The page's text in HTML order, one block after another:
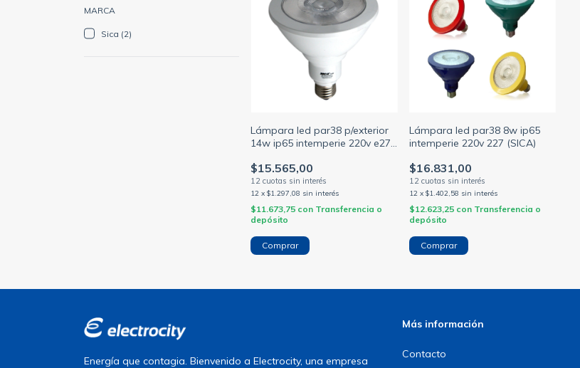
MARCA
Sica (2)
Lámpara led par38 p/exterior
14w ip65 intemperie 220v e27
$15.565,00
12 x$1.297,08 sin interés
$11.673,75 con Transferencia o
depósito
Comprar
Lámpara led par38 8w ip65
intemperie 220v 227 (SICA)
$16.831,00
12 x $1.402,58 sin interés
$12.623,25 con Transferencia o
depósito
Comprar
Energía que contagia. Bienvenido a Electrocity, una empresa
Más información
Contacto